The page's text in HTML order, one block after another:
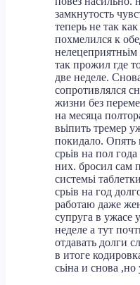
замкнутость
теперь не так
похмелился к
так прожил где
две неделе.
сопротивлялся
жизни без
на месяца
вьіпить тремер
покидало. Опять
срьів на пол
них. бросил сам
системьі
срьів на год
работаю даже
супруга в ужасе
неделе а тут
отдавать долги
в итоге
сьіна и снова